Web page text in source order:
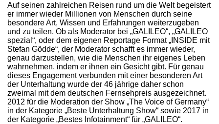
Auf seinen zahlreichen Reisen rund um die Welt begeistert
er immer wieder Millionen von Menschen durch seine
besondere Art, Wissen und Erfahrungen weiterzugeben
und zu teilen. Ob als Moderator bei „GALILEO“, „GALILEO
spezial“, oder dem eigenen Reportage Format „INSIDE mit
Stefan Gödde“, der Moderator schafft es immer wieder,
genau darzustellen, wie die Menschen ihr eigenes Leben
wahrnehmen, indem er ihnen ein Gesicht gibt. Für genau
dieses Engagement verbunden mit einer besonderen Art
der Unterhaltung wurde der 46 jährige daher schon
zweimal mit dem deutschen Fernsehpreis ausgezeichnet.
2012 für die Moderation der Show „The Voice of Germany“
in der Kategorie „Beste Unterhaltung Show“ sowie 2017 in
der Kategorie „Bestes Infotainment“ für „GALILEO“.